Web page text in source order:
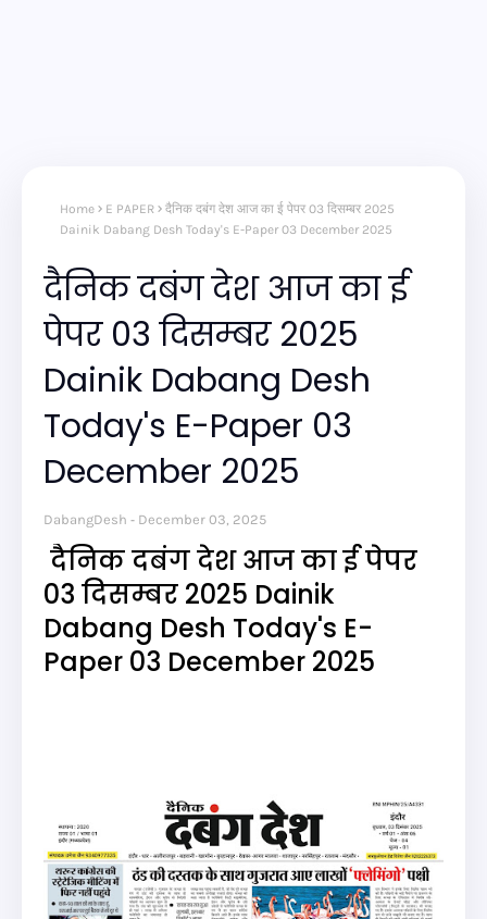
Home E PAPER
दैनिक दबंग देश आज का ई पेपर 03 दिसम्बर 2025
Dainik Dabang Desh Today's E-Paper 03 December 2025
दैनिक दबंग देश आज का ई
पेपर 03 दिसम्बर 2025
Dainik Dabang Desh
Today's E-Paper 03
December 2025
DabangDesh December 03, 2025
दैनिक दबंग देश आज का ई पेपर
03 दिसम्बर 2025 Dainik
Dabang Desh Today's E-
Paper 03 December 2025